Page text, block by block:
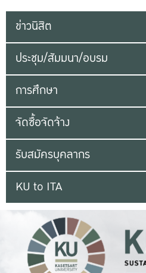
ข่าวนิสิต
ประชุม/สัมมนา/อบรม
การศึกษา
จัดซื้อจัดจ้าง
รับสมัครบุคลากร
KU to ITA